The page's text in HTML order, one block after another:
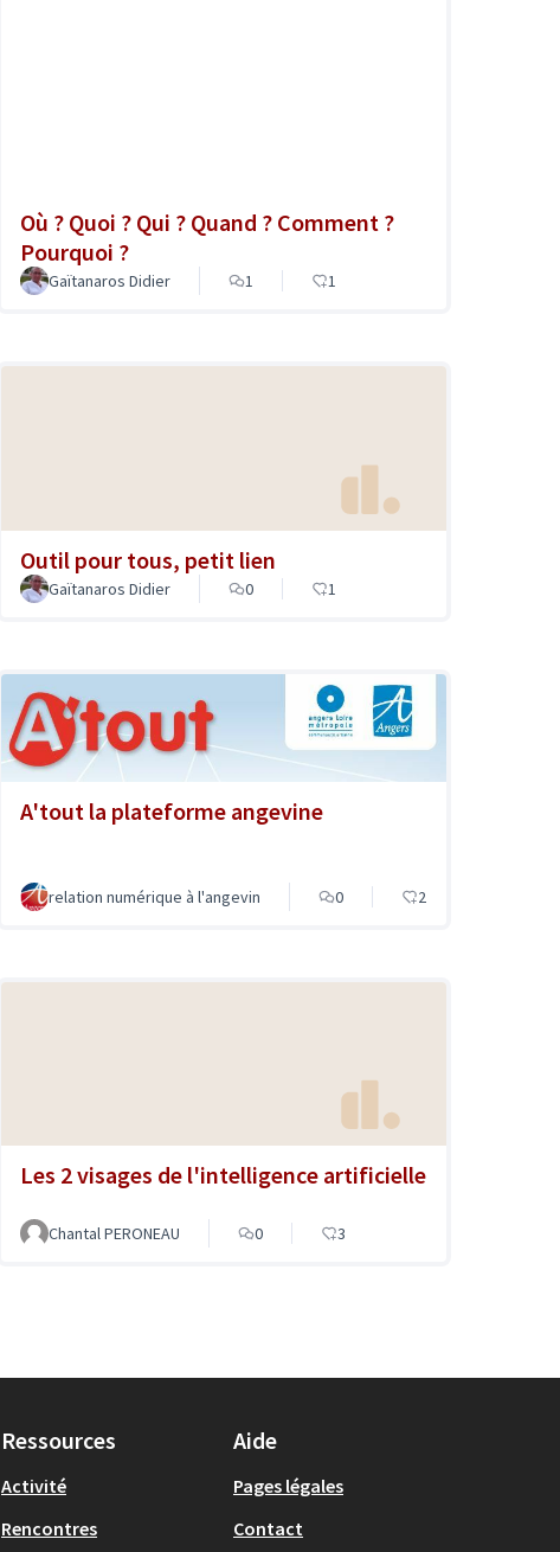
Où ? Quoi ? Qui ? Quand ? Comment ?
Pourquoi ?
Gaïtanaros Didier 1 1
Outil pour tous, petit lien
Gaïtanaros Didier 0 1
A'tout la plateforme angevine
relation numérique à l'angevin 0 2
Les 2 visages de l'intelligence artificielle
Chantal PERONEAU 0 3
Ressources
Activité
Rencontres
Aide
Pages légales
Contact